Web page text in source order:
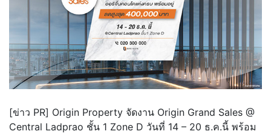
[ข่าว PR] Origin Property จัดงาน Origin Grand Sales @
Central Ladprao ชั้น 1 Zone D วันที่ 14 – 20 ธ.ค.นี้ พร้อม